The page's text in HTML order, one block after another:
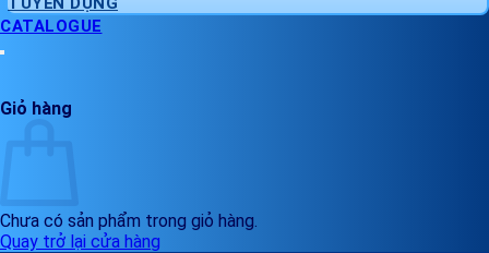
CATALOGUE
Giỏ hàng
Chưa có sản phẩm trong giỏ hàng.
Quay trở lại cửa hàng